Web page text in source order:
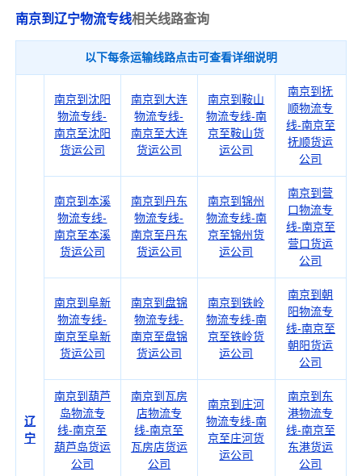
南京到辽宁物流专线相关线路查询
以下每条运输线路点击可查看详细说明
辽
宁
南京到沈阳
物流专线-
南京至沈阳
货运公司
南京到大连
物流专线-
南京至大连
货运公司
南京到鞍山
物流专线-南
京至鞍山货
运公司
南京到抚
顺物流专
线-南京至
抚顺货运
公司
南京到本溪
物流专线-
南京至本溪
货运公司
南京到丹东
物流专线-
南京至丹东
货运公司
南京到锦州
物流专线-南
京至锦州货
运公司
南京到营
口物流专
线-南京至
营口货运
公司
南京到阜新
物流专线-
南京至阜新
货运公司
南京到盘锦
物流专线-
南京至盘锦
货运公司
南京到铁岭
物流专线-南
京至铁岭货
运公司
南京到朝
阳物流专
线-南京至
朝阳货运
公司
南京到葫芦
岛物流专
线-南京至
葫芦岛货运
公司
南京到瓦房
店物流专
线-南京至
瓦房店货运
公司
南京到庄河
物流专线-南
京至庄河货
运公司
南京到东
港物流专
线-南京至
东港货运
公司